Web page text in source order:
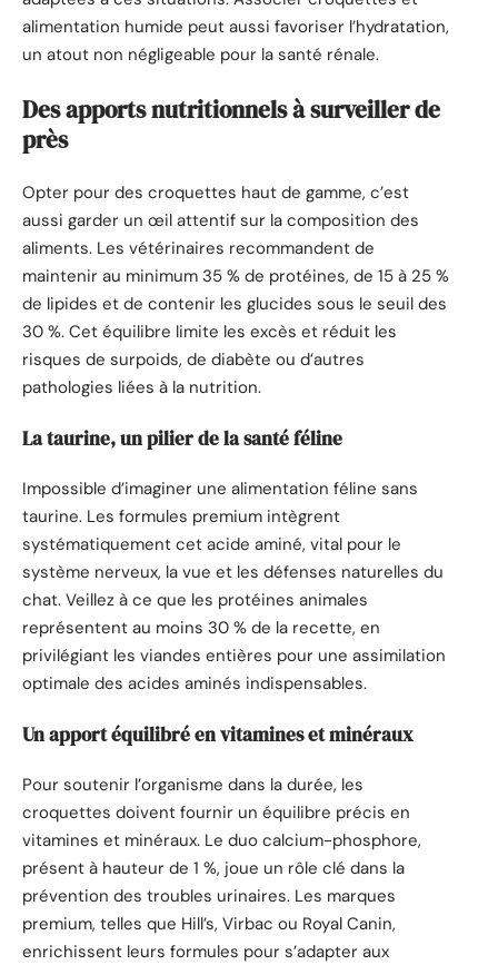
alimentation humide peut aussi favoriser l’hydratation,
un atout non négligeable pour la santé rénale.
Des apports nutritionnels à surveiller de
près
Opter pour des croquettes haut de gamme, c’est
aussi garder un œil attentif sur la composition des
aliments. Les vétérinaires recommandent de
maintenir au minimum 35 % de protéines, de 15 à 25 %
de lipides et de contenir les glucides sous le seuil des
30 %. Cet équilibre limite les excès et réduit les
risques de surpoids, de diabète ou d’autres
pathologies liées à la nutrition.
La taurine, un pilier de la santé féline
Impossible d’imaginer une alimentation féline sans
taurine. Les formules premium intègrent
systématiquement cet acide aminé, vital pour le
système nerveux, la vue et les défenses naturelles du
chat. Veillez à ce que les protéines animales
représentent au moins 30 % de la recette, en
privilégiant les viandes entières pour une assimilation
optimale des acides aminés indispensables.
Un apport équilibré en vitamines et minéraux
Pour soutenir l’organisme dans la durée, les
croquettes doivent fournir un équilibre précis en
vitamines et minéraux. Le duo calcium-phosphore,
présent à hauteur de 1 %, joue un rôle clé dans la
prévention des troubles urinaires. Les marques
premium, telles que Hill’s, Virbac ou Royal Canin,
enrichissent leurs formules pour s’adapter aux